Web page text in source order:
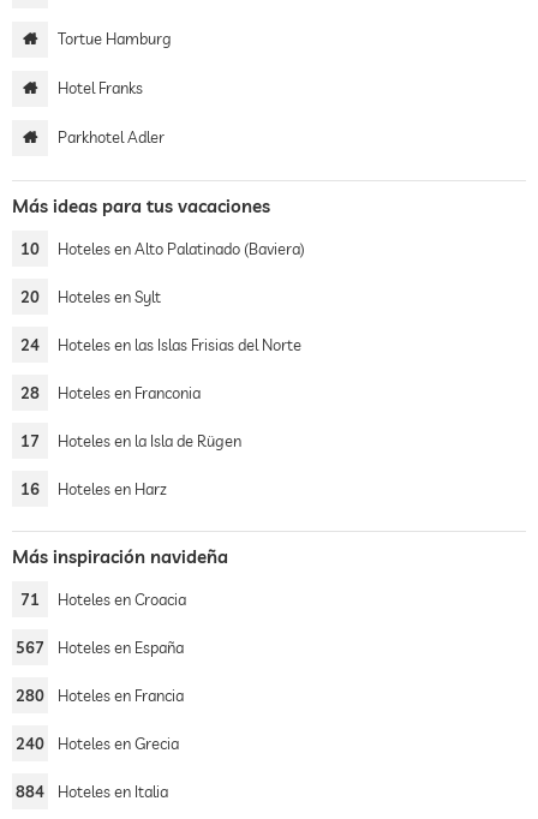
Tortue Hamburg
Hotel Franks
Parkhotel Adler
Más ideas para tus vacaciones
10 Hoteles en Alto Palatinado (Baviera)
20 Hoteles en Sylt
24 Hoteles en las Islas Frisias del Norte
28 Hoteles en Franconia
17 Hoteles en la Isla de Rügen
16 Hoteles en Harz
Más inspiración navideña
71 Hoteles en Croacia
567 Hoteles en España
280 Hoteles en Francia
240 Hoteles en Grecia
884 Hoteles en Italia